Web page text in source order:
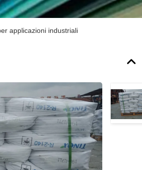
applicazioni industriali